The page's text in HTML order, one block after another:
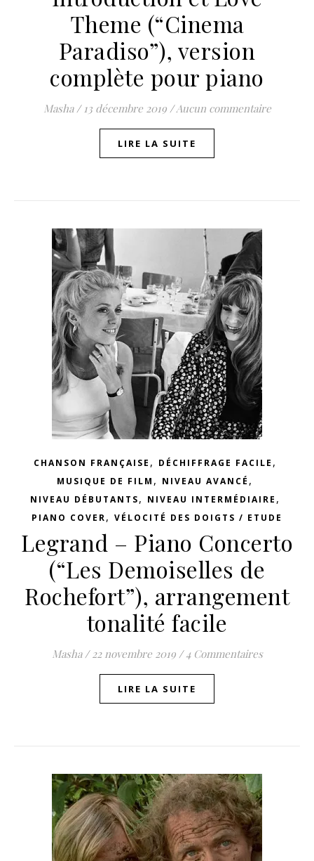
Theme (“Cinema
Paradiso”), version
complète pour piano
Masha / 13 décembre 2019 /Aucun commentaire
LIRE LA SUITE
CHANSON FRANÇAISE , DÉCHIFFRAGE FACILE ,
MUSIQUE DE FILM , NIVEAU AVANCÉ ,
NIVEAU DÉBUTANTS, NIVEAU INTERMÉDIAIRE ,
PIANO COVER, VÉLOCITÉ DES DOIGTS / ETUDE
Legrand – Piano Concerto
(“Les Demoiselles de
Rochefort”), arrangement
tonalité facile
Masha / 22 novembre 2019 / 4 Commentaires
LIRE LA SUITE